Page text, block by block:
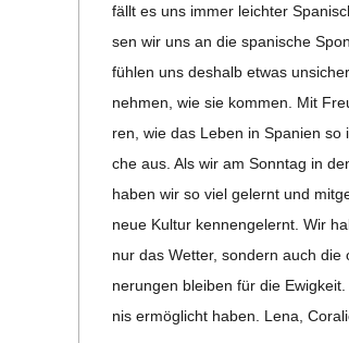
fällt es uns immer leich­ter
sen wir uns an die spa­ni­sche
füh­len uns des­halb etwas
neh­men, wie sie kom­men. Mit
ren, wie das Leben in Spa­nien
che aus. Als wir am Sonn­tag in
haben wir so viel gelernt und
neue Kul­tur ken­nen­ge­lernt. Wir
nur das Wet­ter, son­dern auch
ne­run­gen blei­ben für die
nis ermög­licht haben. Lena,